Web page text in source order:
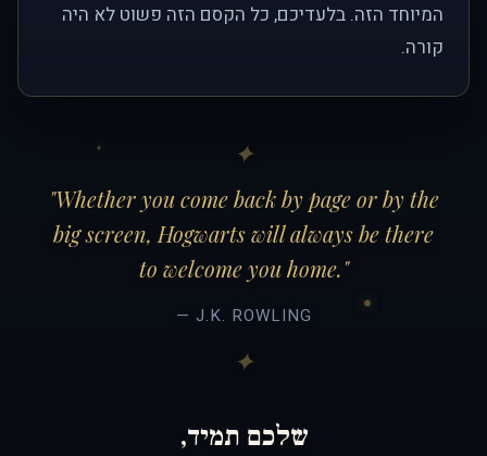
המיוחד הזה. בלעדיכם, כל הקסם הזה פשוט לא היה
קורה.
"Whether you come back by page or by the
big screen, Hogwarts will always be there
to welcome you home."
— J.K. ROWLING
שלכם תמיד,